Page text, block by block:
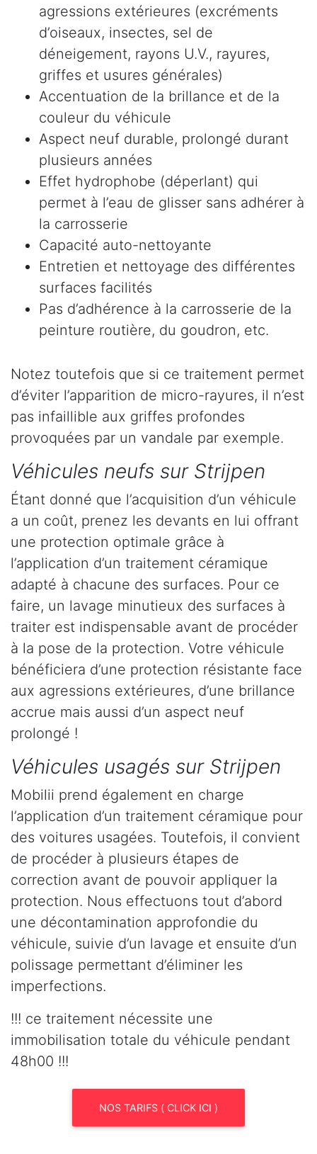
agressions extérieures (excréments
d’oiseaux, insectes, sel de
déneigement, rayons U.V., rayures,
griffes et usures générales)
Accentuation de la brillance et de la
couleur du véhicule
Aspect neuf durable, prolongé durant
plusieurs années
Effet hydrophobe (déperlant) qui
permet à l’eau de glisser sans adhérer à
la carrosserie
Capacité auto-nettoyante
Entretien et nettoyage des différentes
surfaces facilités
Pas d’adhérence à la carrosserie de la
peinture routière, du goudron, etc.
Notez toutefois que si ce traitement permet
d’éviter l’apparition de micro-rayures, il n’est
pas infaillible aux griffes profondes
provoquées par un vandale par exemple.
Véhicules neufs sur Strijpen
Étant donné que l’acquisition d’un véhicule
a un coût, prenez les devants en lui offrant
une protection optimale grâce à
l’application d’un traitement céramique
adapté à chacune des surfaces. Pour ce
faire, un lavage minutieux des surfaces à
traiter est indispensable avant de procéder
à la pose de la protection. Votre véhicule
bénéficiera d’une protection résistante face
aux agressions extérieures, d’une brillance
accrue mais aussi d’un aspect neuf
prolongé !
Véhicules usagés sur Strijpen
Mobilii prend également en charge
l’application d’un traitement céramique pour
des voitures usagées. Toutefois, il convient
de procéder à plusieurs étapes de
correction avant de pouvoir appliquer la
protection. Nous effectuons tout d’abord
une décontamination approfondie du
véhicule, suivie d’un lavage et ensuite d’un
polissage permettant d’éliminer les
imperfections.
!!! ce traitement nécessite une
immobilisation totale du véhicule pendant
48h00 !!!
NOS TARIFS ( CLICK ICI )